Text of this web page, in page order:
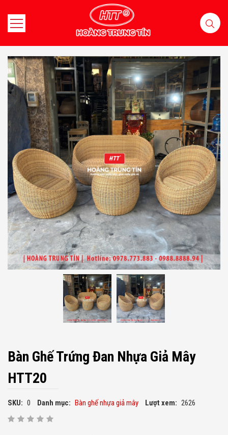
Bàn Ghế Trứng Đan Nhựa Giả Mây
HTT20
SKU: 0 Danh mục: Bàn ghế nhựa giả mây Lượt xem: 2626